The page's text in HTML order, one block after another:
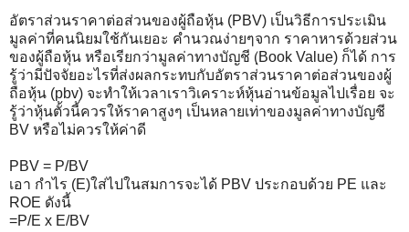
อัตราส่วนราคาต่อส่วนของผู้ถือหุ้น (PBV) เป็นวิธีการประเมิน
มูลค่าที่คนนิยมใช้กันเยอะ คำนวณง่ายๆจาก ราคาหารด้วยส่วน
ของผู้ถือหุ้น หรือเรียกว่ามูลค่าทางบัญชี (ฺBook Value) ก็ได้ การ
รู้ว่ามีปัจจัยอะไรที่ส่งผลกระทบกับอัตราส่วนราคาต่อส่วนของผู้
ถือหุ้น (pbv) จะทำให้เวลาเราวิเคราะห์หุ้นอ่านข้อมูลไปเรื่อย จะ
รู้ว่าหุ้นตั้วนี้ควรให้ราคาสูงๆ เป็นหลายเท่าของมูลค่าทางบัญชี
BV หรือไม่ควรให้ค่าดี
PBV = P/BV
เอา กำไร (E)ใส่ไปในสมการจะได้ PBV ประกอบด้วย PE และ
ROE ดังนี้
=P/E x E/BV